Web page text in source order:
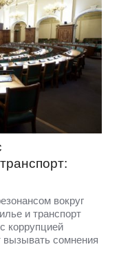
вокруг
и транспорт
коррупцией
вызывать сомнения